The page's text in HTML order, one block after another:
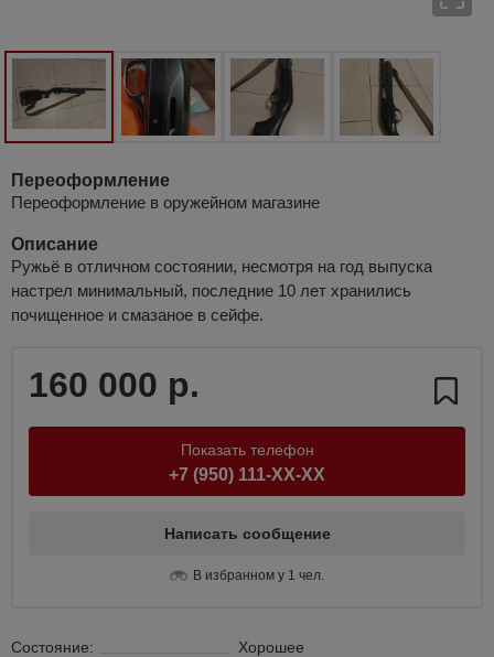
Переоформление
Переоформление в оружейном магазине
Описание
Ружьё в отличном состоянии, несмотря на год выпуска
настрел минимальный, последние 10 лет хранились
почищенное и смазаное в сейфе.
160 000 р.
Показать телефон
+7 (950) 111-XX-XX
Написать сообщение
В избранном у 1 чел.
Состояние:
Хорошее